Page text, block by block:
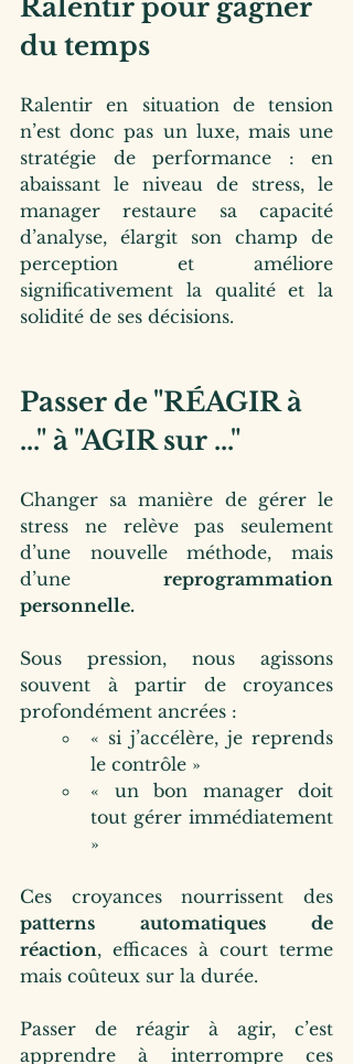
Ralentir pour gagner
du temps
Ralentir en situation de tension
n’est donc pas un luxe, mais une
stratégie de performance : en
abaissant le niveau de stress, le
manager restaure sa capacité
d’analyse, élargit son champ de
perception et améliore
significativement la qualité et la
solidité de ses décisions.
Passer de "RÉAGIR à
..." à "AGIR sur ..."
Changer sa manière de gérer le
stress ne relève pas seulement
d’une nouvelle méthode, mais
d’une reprogrammation
personnelle.
Sous pression, nous agissons
souvent à partir de croyances
profondément ancrées :
« si j’accélère, je reprends
le contrôle »
« un bon manager doit
tout gérer immédiatement
»
patterns automatiques de
réaction, efficaces à court terme
mais coûteux sur la durée.
Passer de réagir à agir, c’est
apprendre à interrompre ces